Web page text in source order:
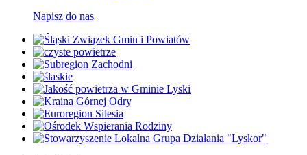
Napisz do nas